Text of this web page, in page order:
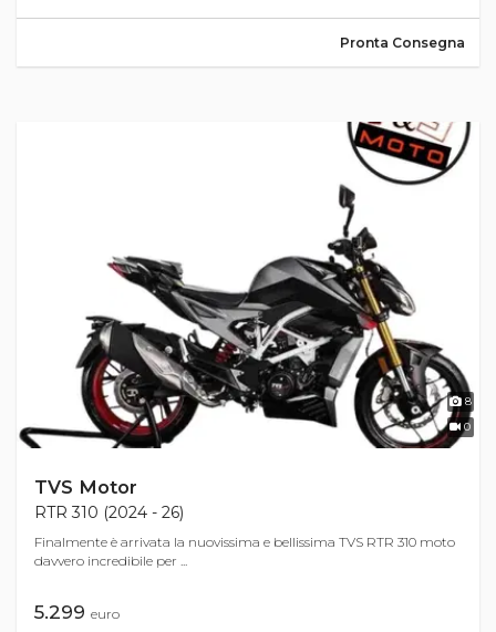
Pronta Consegna
8
0
TVS Motor
RTR 310 (2024 - 26)
Finalmente è arrivata la nuovissima e bellissima TVS RTR 310 moto
davvero incredibile per ...
5.299 euro